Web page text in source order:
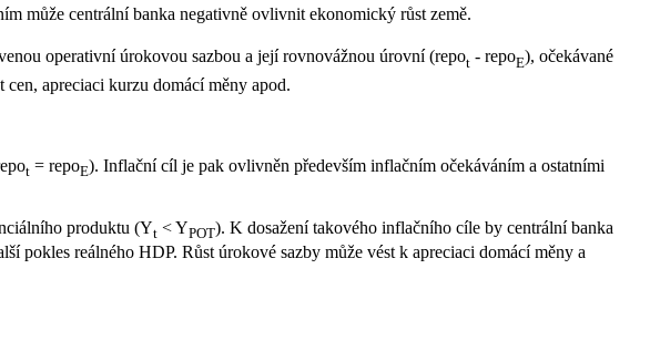
může centrální banka negativně ovlivnit ekonomický růst země.
operativní úrokovou sazbou a její rovnovážnou úrovní (repot - repoE), očekávané
apreciaci kurzu domácí měny apod.
t = repoE). Inflační cíl je pak ovlivněn především inflačním očekáváním a ostatními
produktu (Yt < YPOT). K dosažení takového inflačního cíle by centrální banka
pokles reálného HDP. Růst úrokové sazby může vést k apreciaci domácí měny a